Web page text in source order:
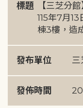
標題
【三芝分
115年7月
棟3樓，造
發布單位 三
發佈時間